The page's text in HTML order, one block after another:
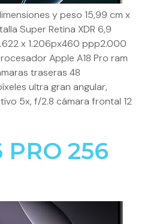
y peso 15,99 cm x
Super Retina XDR 6,9
x 1.206px460 ppp2.000
Apple A18 Pro ram
traseras 48
ultra gran angular,
5x, f/2.8 cámara frontal 12
PRO 256